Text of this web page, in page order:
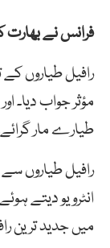
فرانس نے
رافیل طیاروں
طیارے مار
رافیل طیاروں
انٹرویو دیتے
میں جدید ترین